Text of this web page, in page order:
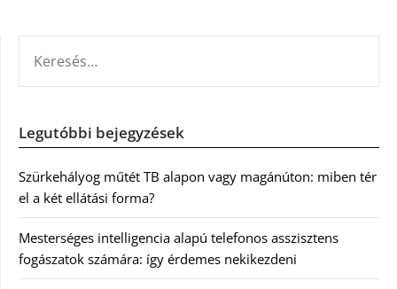
Legutóbbi bejegyzések
Szürkehályog műtét TB alapon vagy magánúton: miben tér
el a két ellátási forma?
Mesterséges intelligencia alapú telefonos asszisztens
fogászatok számára: így érdemes nekikezdeni